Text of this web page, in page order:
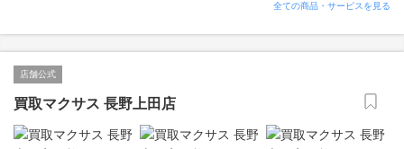
全ての商品・サービスを見る
店舗公式
買取マクサス 長野上田店